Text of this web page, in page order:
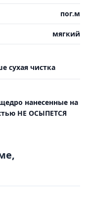
пог.м
мягкий
сухая чистка
нанесенные на
НЕ ОСЫПЕТСЯ